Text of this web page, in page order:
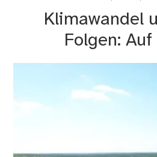
Klimawandel
Folgen: Auf